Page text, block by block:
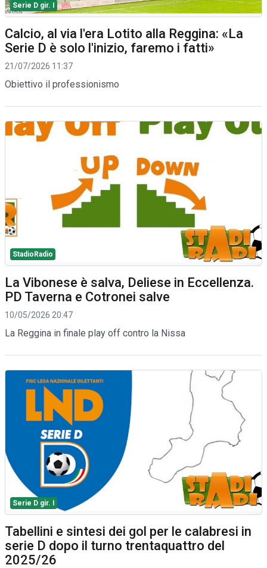
Serie D gir. I
Calcio, al via l'era Lotito alla Reggina: «La
Serie D è solo l'inizio, faremo i fatti»
21/07/2026 11:37
Obiettivo il professionismo
StadioRadio
La Vibonese è salva, Deliese in Eccellenza.
PD Taverna e Cotronei salve
10/05/2026 20:47
La Reggina in finale play off contro la Nissa
Serie D gir. I
Tabellini e sintesi dei gol per le calabresi in
serie D dopo il turno trentaquattro del
2025/26